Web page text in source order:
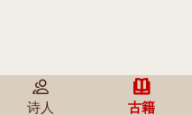
诗人 古籍